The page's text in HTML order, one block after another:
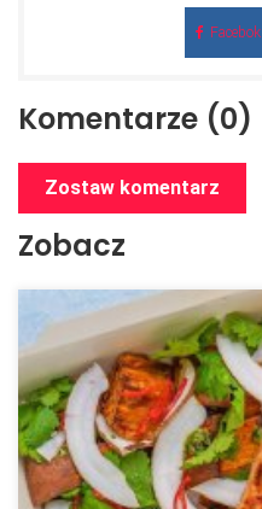
Facebok
Komentarze (0)
Zostaw komentarz
Zobacz